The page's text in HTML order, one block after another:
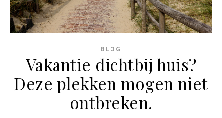
BLOG
Vakantie dichtbij huis?
Deze plekken mogen niet
ontbreken.